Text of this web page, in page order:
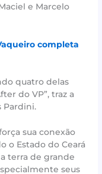
e Marcelo
completa
quatro delas
do VP”, traz a
Pardini.
sua conexão
o Estado do Ceará
terra de grande
seus